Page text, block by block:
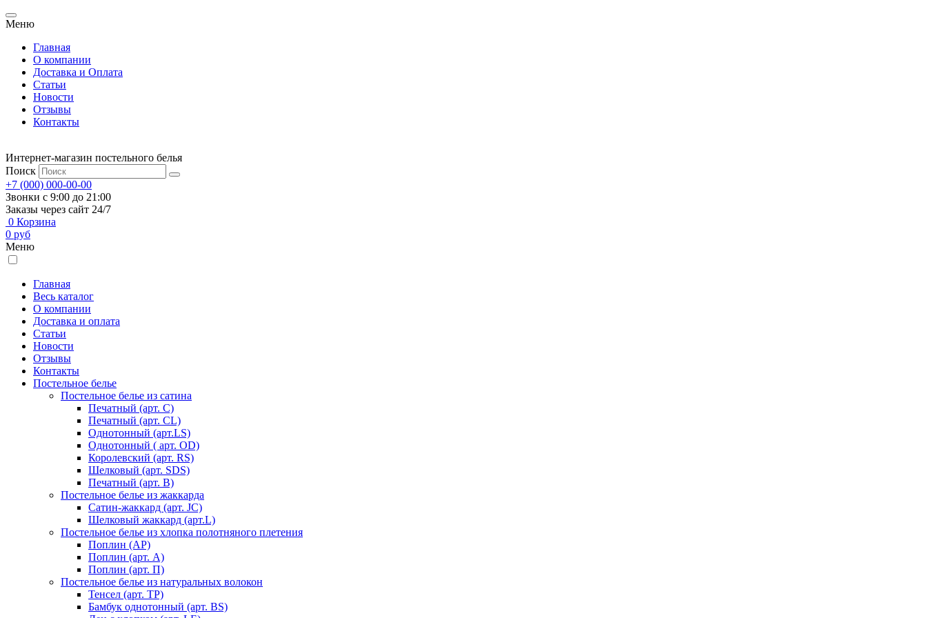
Меню
Главная
О компании
Доставка и Оплата
Статьи
Новости
Отзывы
Контакты
Интернет-магазин постельного белья
Поиск
+7 (000) 000-00-00
Звонки с 9:00 до 21:00
Заказы через сайт 24/7
0 Корзина
0 руб
Меню
Главная
Весь каталог
О компании
Доставка и оплата
Статьи
Новости
Отзывы
Контакты
Постельное белье
Постельное белье из сатина
Печатный (арт. С)
Печатный (арт. СL)
Однотонный (арт.LS)
Однотонный ( арт. OD)
Королевский (арт. RS)
Шелковый (арт. SDS)
Печатный (арт. В)
Постельное белье из жаккарда
Сатин-жаккард (арт. JC)
Шелковый жаккард (арт.L)
Постельное белье из хлопка полотняного плетения
Поплин (AP)
Поплин (арт. А)
Поплин (арт. П)
Постельное белье из натуральных волокон
Тенсел (арт. ТР)
Бамбук однотонный (арт. BS)